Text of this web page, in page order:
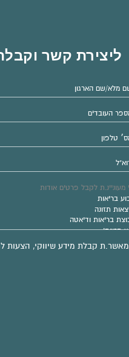
ליצירת קשר
מאשר.ת קבלת מידע שיווקי, הצעות